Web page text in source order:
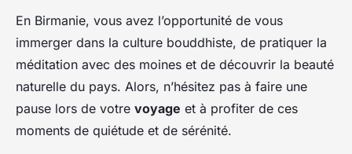
En Birmanie, vous avez l’opportunité de vous
immerger dans la culture bouddhiste, de pratiquer la
méditation avec des moines et de découvrir la beauté
naturelle du pays. Alors, n’hésitez pas à faire une
pause lors de votre voyage et à profiter de ces
moments de quiétude et de sérénité.